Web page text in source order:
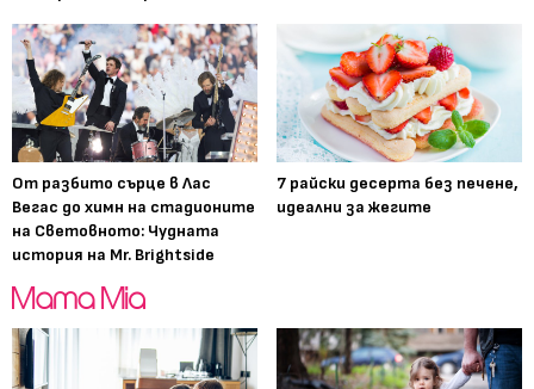
От разбито сърце в Лас
Вегас до химн на стадионите
на Световното: Чудната
история на Mr. Brightside
7 райски десерта без печене,
идеални за жегите